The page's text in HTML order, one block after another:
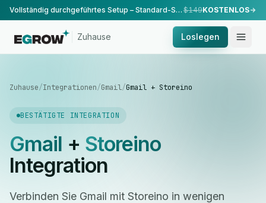
Vollständig durchgeführtes Setup – Standard-Setup, durchgeführt von unserem Team. $149KOSTENLOS
Zuhause Loslegen
Zuhause/Integrationen/Gmail/Gmail + Storeino
BESTÄTIGTE INTEGRATION
Gmail + Storeino
Integration
Verbinden Sie Gmail mit Storeino in wenigen